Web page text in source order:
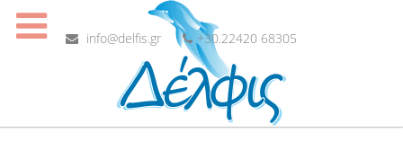
info@delfis.gr +30.22420 68305